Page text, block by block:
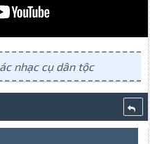
nhạc cụ dân tộc